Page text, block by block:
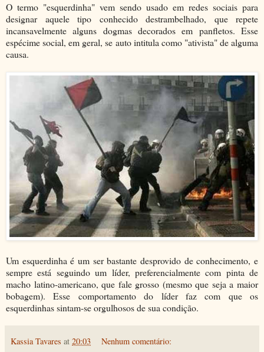
O termo "esquerdinha" vem sendo usado em redes sociais para
designar aquele tipo conhecido destrambelhado, que repete
incansavelmente alguns dogmas decorados em panfletos. Esse
espécime social, em geral, se auto intitula como "ativista" de alguma
causa.
Um esquerdinha é um ser bastante desprovido de conhecimento, e
sempre está seguindo um líder, preferencialmente com pinta de
macho latino-americano, que fale grosso (mesmo que seja a maior
bobagem). Esse comportamento do líder faz com que os
esquerdinhas sintam-se orgulhosos de sua condição.
Kassia Tavares at 20:03 Nenhum comentário: